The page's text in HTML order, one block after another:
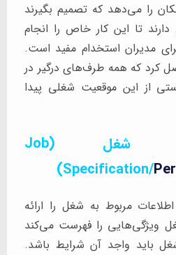
را می‌دهد که تصمیم بگیرند
تا این کار خاص را انجام
مدیران استخدام مفید است.
کرد که همه طرف‌های درگیر در
از این موقعیت شغلی پیدا
شرایط احراز شغل (Job
Specification/
)
مربوط به شغل را ارائه
ویژگی‌هایی را فهرست می‌کند
باید واجد آن شرایط باشد.